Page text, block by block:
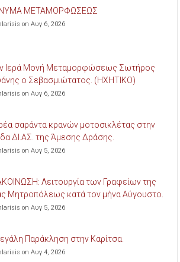
ΜΕΤΑΜΟΡΦΩΣΕΩΣ
on Αυγ 6, 2026
Ιερά Μονή Μεταμορφώσεως Σωτήρος
ο Σεβασμιώτατος. (ΗΧΗΤΙΚΟ)
on Αυγ 6, 2026
σαράντα κρανών μοτοσικλέτας στην
ΔΙ.ΑΣ. της Άμεσης Δράσης.
on Αυγ 5, 2026
Λειτουργία των Γραφείων της
Μητροπόλεως κατά τον μήνα Αύγουστο.
on Αυγ 5, 2026
Παράκληση στην Καρίτσα.
on Αυγ 4, 2026